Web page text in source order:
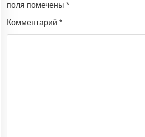
поля помечены *
Комментарий *